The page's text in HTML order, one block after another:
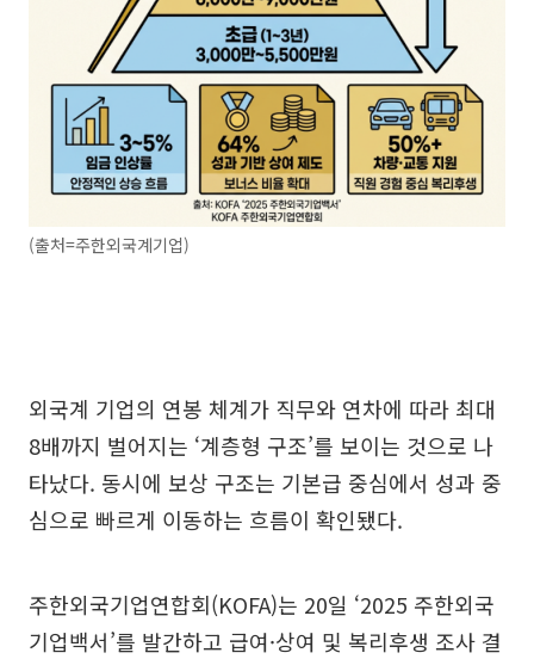
(출처=주한외국계기업)
외국계 기업의 연봉 체계가 직무와 연차에 따라 최대
8배까지 벌어지는 ‘계층형 구조’를 보이는 것으로 나
타났다. 동시에 보상 구조는 기본급 중심에서 성과 중
심으로 빠르게 이동하는 흐름이 확인됐다.
주한외국기업연합회(KOFA)는 20일 ‘2025 주한외국
기업백서’를 발간하고 급여·상여 및 복리후생 조사 결